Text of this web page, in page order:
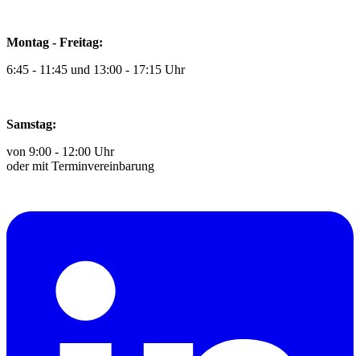
Montag - Freitag:
6:45 - 11:45 und 13:00 - 17:15 Uhr
Samstag:
von 9:00 - 12:00 Uhr
oder mit Terminvereinbarung